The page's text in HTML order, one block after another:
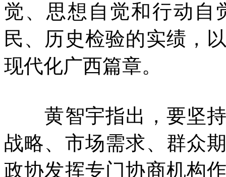
觉、思想自觉和行动自
民、历史检验的实绩，
现代化广西篇章。
黄智宇指出，要坚持
战略、市场需求、群众
政协发挥专门协商机构